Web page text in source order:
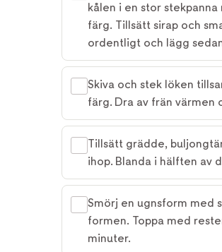
kålen i en stor
färg. Tillsätt sirap och
ordentligt och lägg
Skiva och stek löken
färg. Dra av frän värmen
Tillsätt grädde,
ihop. Blanda i hälften av
Smörj en ugnsform med
formen. Toppa med
minuter.